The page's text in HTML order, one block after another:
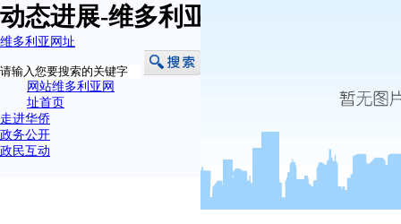
动态进展-维多利亚网址
维多利亚网址
网站维多利亚网
址首页
走进华侨
政务公开
政民互动